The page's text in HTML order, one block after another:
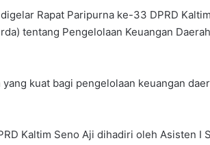
Rapat Paripurna ke-33 DPRD
tentang Pengelolaan Keuangan
kuat bagi pengelolaan keuangan
Kaltim Seno Aji dihadiri oleh Asisten I